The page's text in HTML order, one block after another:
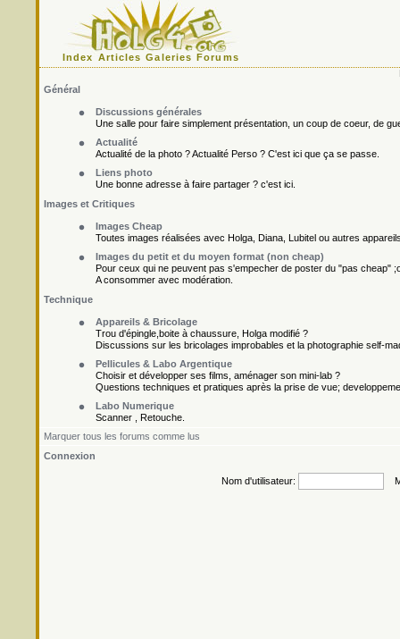
Index Articles Galeries Forums
Général
Discussions générales
Une salle pour faire simplement présentation, un coup de coeur, de
Actualité
Actualité de la photo ? Actualité Perso ? C'est ici que ça se passe.
Liens photo
Une bonne adresse à faire partager ? c'est ici.
Images et Critiques
Images Cheap
Toutes images réalisées avec Holga, Diana, Lubitel ou autres
Images du petit et du moyen format (non cheap)
Pour ceux qui ne peuvent pas s'empecher de poster du "pas cheap"
A consommer avec modération.
Technique
Appareils & Bricolage
Trou d'épingle,boite à chaussure, Holga modifié ?
Discussions sur les bricolages improbables et la photographie self-
Pellicules & Labo Argentique
Choisir et développer ses films, aménager son mini-lab ?
Questions techniques et pratiques après la prise de vue;
Labo Numerique
Scanner , Retouche.
Marquer tous les forums comme lus
Connexion
Nom d'utilisateur: